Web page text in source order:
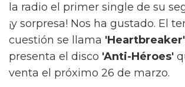
la radio el primer single de su
¡y sorpresa! Nos ha gustado. El
cuestión se llama 'Heartbreaker'
presenta el disco 'Anti-Héroes'
venta el próximo 26 de marzo.